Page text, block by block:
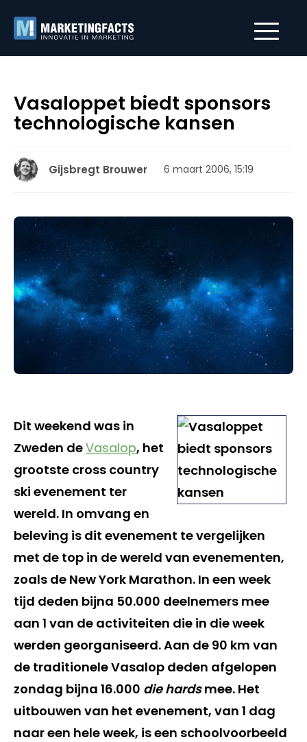
Vasaloppet biedt sponsors
technologische kansen
Gijsbregt Brouwer 6 maart 2006, 15:19
Dit weekend was in
Zweden deVasalop, het
grootste cross country
ski evenement ter
wereld. In omvang en
beleving is dit evenement te vergelijken
met de top in de wereld van evenementen,
zoals de New York Marathon. In een week
tijd deden bijna 50.000 deelnemers mee
aan 1 van de activiteiten die in die week
werden georganiseerd. Aan de 90 km van
de traditionele Vasalop deden afgelopen
zondag bijna 16.000 die hardsmee. Het
uitbouwen van het evenement, van 1 dag
naar een hele week, is een schoolvoorbeeld